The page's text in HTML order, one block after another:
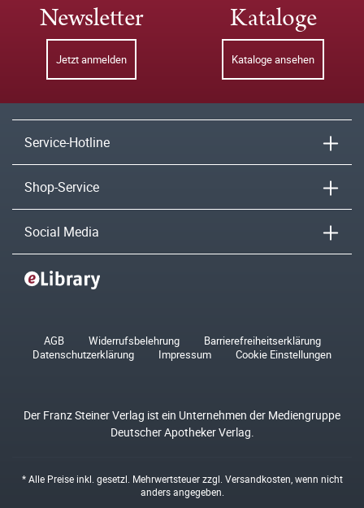
Newsletter
Jetzt anmelden
Kataloge
Kataloge ansehen
Service-Hotline
Shop-Service
Social Media
AGB Widerrufsbelehrung
Barrierefreiheitserklärung
Datenschutzerklärung
Impressum Cookie Einstellungen
Der Franz Steiner Verlag ist ein Unternehmen der Mediengruppe
Deutscher Apotheker Verlag.
* Alle Preise inkl. gesetzl. Mehrwertsteuer zzgl. Versandkosten , wenn nicht
anders angegeben.